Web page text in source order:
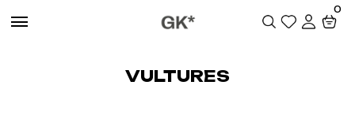
VULTURES